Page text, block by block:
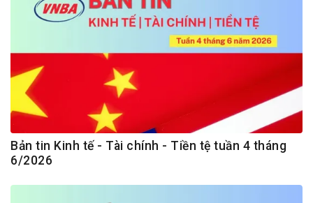
Bản tin Kinh tế - Tài chính - Tiền tệ tuần 4 tháng
6/2026